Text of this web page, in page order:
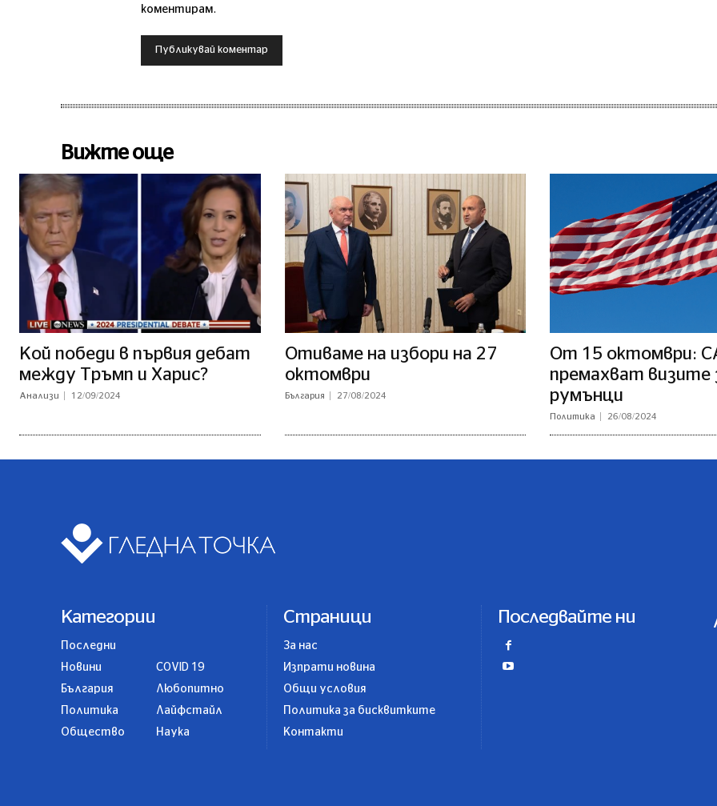
коментирам.
Вижте още
Кой победи в първия дебат
между Тръмп и Харис?
Анализи 12/09/2024
Отиваме на избори на 27
октомври
България 27/08/2024
От 15 октомври:
премахват визите
румънци
Политика 26/08/2024
Категории
Последни
Новини
България
Политика
Общество
COVID 19
Любопитно
Лайфстайл
Наука
Страници
За нас
Изпрати новина
Общи условия
Политика за бисквитките
Контакти
Последвайте ни